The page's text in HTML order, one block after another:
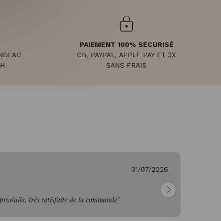
AU
PAIEMENT 100% SÉCURISÉ
CB, PAYPAL, APPLE PAY ET 3X
SANS FRAIS
31/07/2026
très satisfaite de la commande"